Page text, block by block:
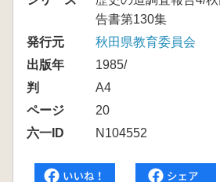
告書第130集
発行元
秋田県教育委員会
出版年
1985/
判
A4
ページ
20
六一ID
N104552